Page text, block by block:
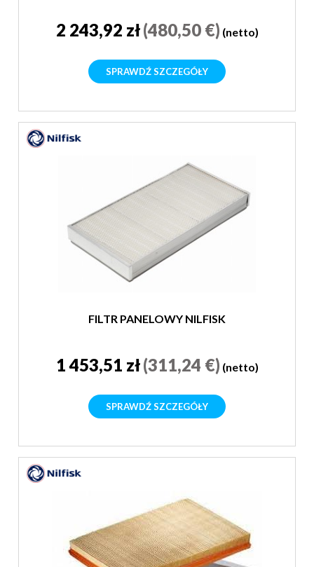
2 243,92 zł(480,50 €) (netto)
SPRAWDŹ SZCZEGÓŁY
FILTR PANELOWY NILFISK
1 453,51 zł(311,24 €) (netto)
SPRAWDŹ SZCZEGÓŁY